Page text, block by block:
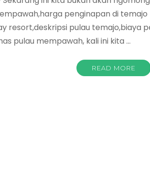
penginapan di
resort,deskripsi pulau temajo,biaya
pulau mempawah, kali ini kita …
READ MORE